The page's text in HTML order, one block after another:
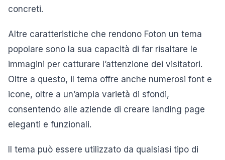
concreti.
Altre caratteristiche che rendono Foton un tema
popolare sono la sua capacità di far risaltare le
immagini per catturare l’attenzione dei visitatori.
Oltre a questo, il tema offre anche numerosi font e
icone, oltre a un’ampia varietà di sfondi,
consentendo alle aziende di creare landing page
eleganti e funzionali.
Il tema può essere utilizzato da qualsiasi tipo di